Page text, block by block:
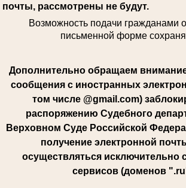
почты, рассмотрены не будут.
Возможность подачи гражданами
письменной форме
Дополнительно обращаем
сообщения с иностранных
том числе @gmail.com)
распоряжению Судебного
Верховном Суде Российской
получение электронной
осуществляться исключительно
сервисов (доменов